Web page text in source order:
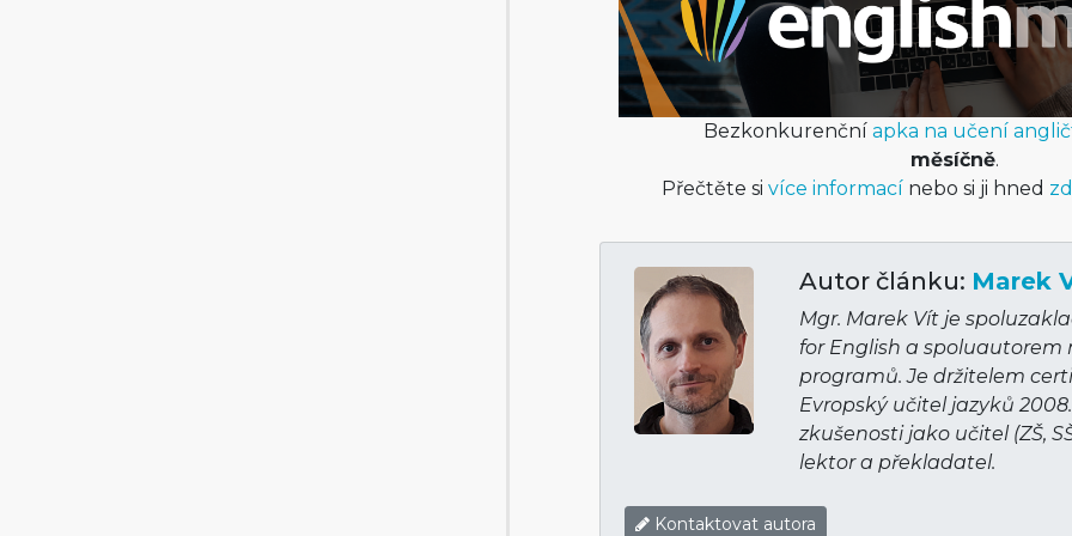
Bezkonkurenční apka na učení
měsíčně.
Přečtěte sivíce informací nebo si ji hned
Autor článku: Marek
Mgr. Marek Vít je
for English a spoluautorem
programů. Je držitelem
Evropský učitel jazyků
zkušenosti jako učitel (ZŠ,
lektor a překladatel.
Kontaktovat autora